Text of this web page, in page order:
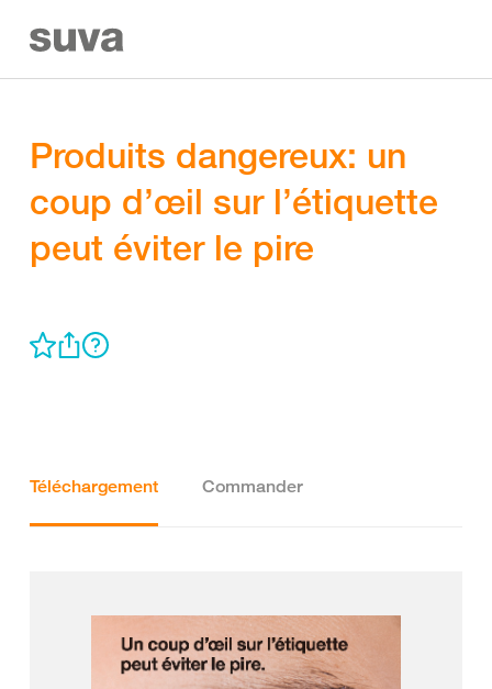
Produits dangereux: un
coup d’œil sur l’étiquette
peut éviter le pire
Téléchargement Commander